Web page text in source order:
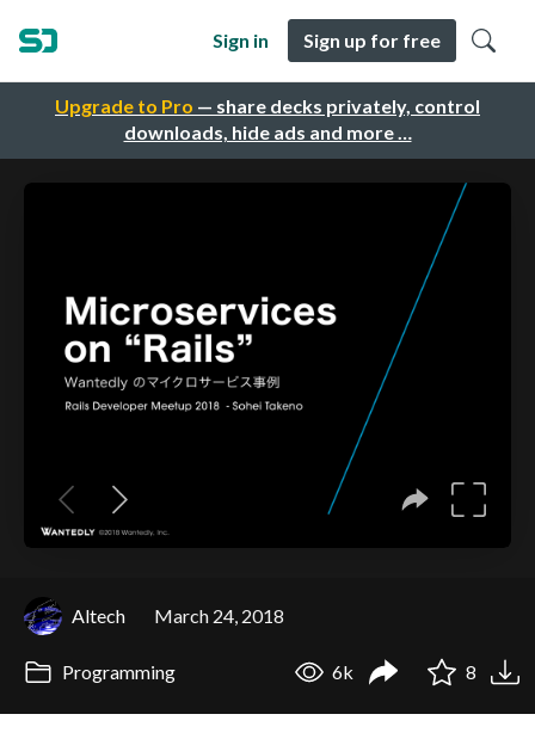
Upgrade to Pro — share decks privately, control
downloads, hide ads and more …
Sign in Sign up for free
Altech March 24, 2018
Programming 6k 8